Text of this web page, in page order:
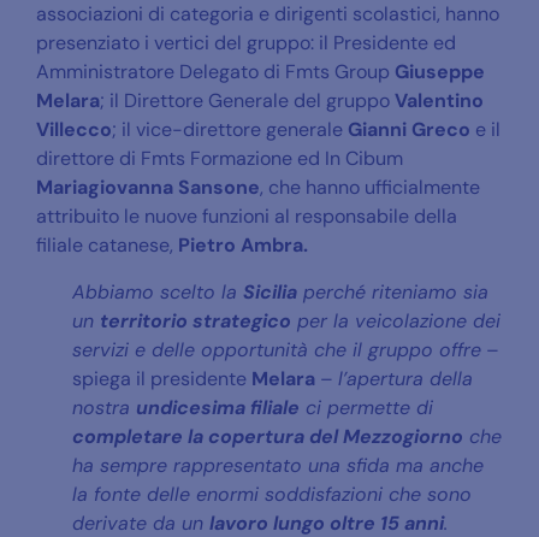
associazioni di categoria e dirigenti scolastici, hanno
presenziato i vertici del gruppo: il Presidente ed
Amministratore Delegato di Fmts Group Giuseppe
Melara; il Direttore Generale del gruppoValentino
Villecco; il vice-direttore generale Gianni Greco e il
direttore di Fmts Formazione ed In Cibum
Mariagiovanna Sansone, che hanno ufficialmente
attribuito le nuove funzioni al responsabile della
filiale catanese, Pietro Ambra.
Abbiamo scelto la Sicilia perché riteniamo sia
un territorio strategico per la veicolazione dei
servizi e delle opportunità che il gruppo offre –
spiega il presidente Melara – l’apertura della
nostra undicesima filiale ci permette di
completare la copertura del Mezzogiorno che
ha sempre rappresentato una sfida ma anche
la fonte delle enormi soddisfazioni che sono
derivate da un lavoro lungo oltre 15 anni.